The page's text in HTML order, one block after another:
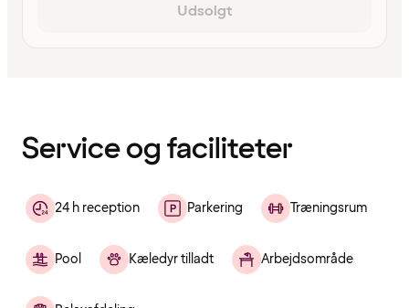
Udsolgt
Service og faciliteter
24 h reception Parkering Træningsrum
Pool Kæledyr tilladt Arbejdsområde